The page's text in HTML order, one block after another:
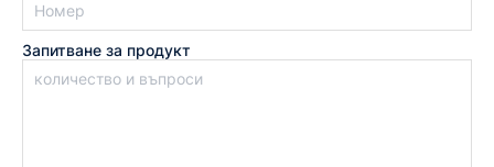
Запитване за продукт